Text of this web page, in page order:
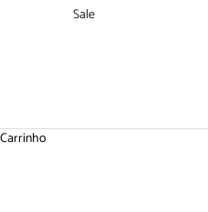
Sale
Carrinho